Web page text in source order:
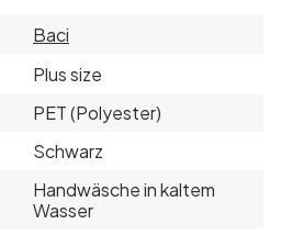
Baci
Plus size
PET (Polyester)
Schwarz
Handwäsche in kaltem
Wasser